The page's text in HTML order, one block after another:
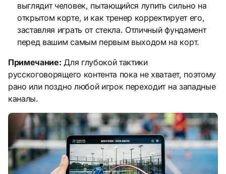
выглядит человек, пытающийся лупить сильно на
открытом корте, и как тренер корректирует его,
заставляя играть от стекла. Отличный фундамент
перед вашим самым первым выходом на корт.
Примечание: Для глубокой тактики
русскоговорящего контента пока не хватает, поэтому
рано или поздно любой игрок переходит на западные
каналы.